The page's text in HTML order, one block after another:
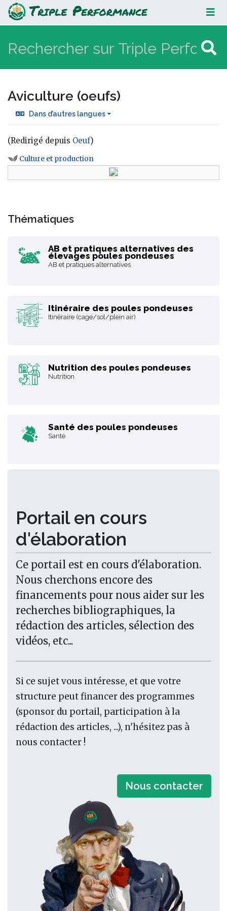
Aviculture (oeufs)
Aviculture (oeufs)
Dans d’autres langues
(Redirigé depuis Oeuf)
Aller à :navigation,rechercher
Culture et production
Thématiques
AB et pratiques alternatives des
élevages poules pondeuses
AB et pratiques alternatives
Itinéraire des poules pondeuses
Itinéraire (cage/sol/plein air)
Nutrition des poules pondeuses
Nutrition
Santé des poules pondeuses
Santé
Portail en cours
d'élaboration
Ce portail est en cours d'élaboration.
Nous cherchons encore des
financements pour nous aider sur les
recherches bibliographiques, la
rédaction des articles, sélection des
vidéos, etc...
Si ce sujet vous intéresse, et que votre
structure peut financer des programmes
(sponsor du portail, participation à la
rédaction des articles, ...), n'hésitez pas à
nous contacter !
Nous contacter